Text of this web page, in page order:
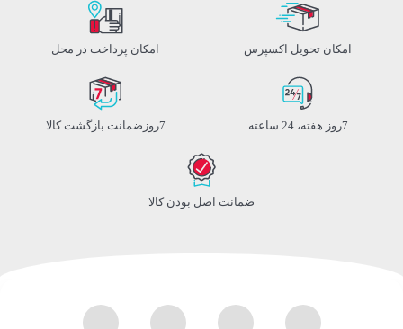
امکان تحویل اکسپرس امکان پرداخت در محل
7روز هفته، 24 ساعته 7روزضمانت بازگشت کالا
ضمانت اصل بودن کالا